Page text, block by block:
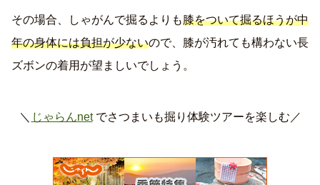
その場合、しゃがんで掘るよりも膝をついて掘るほうが中
年の身体には負担が少ないので、膝が汚れても構わない長
ズボンの着用が望ましいでしょう。
＼ じゃらんnetでさつまいも掘り体験ツアーを楽しむ／